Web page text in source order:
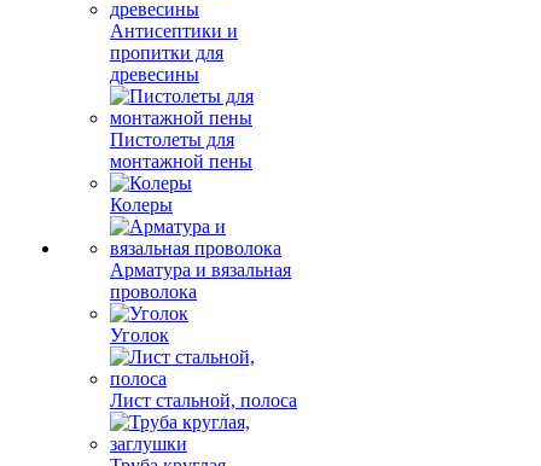
Антисептики и
пропитки для
древесины
Пистолеты для
монтажной пены
Колеры
Арматура и вязальная
проволока
Уголок
Лист стальной, полоса